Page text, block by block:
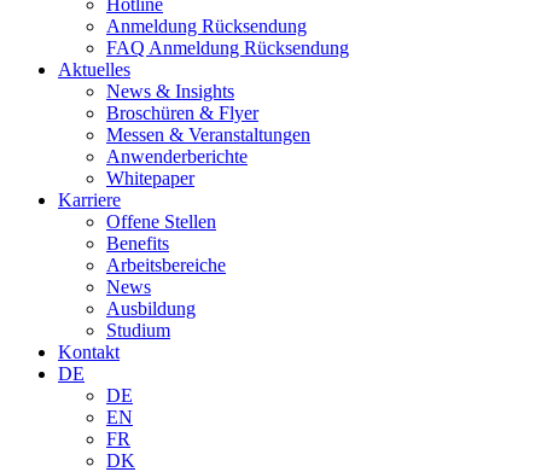
Hotline
Anmeldung Rücksendung
FAQ Anmeldung Rücksendung
Aktuelles
News & Insights
Broschüren & Flyer
Messen & Veranstaltungen
Anwenderberichte
Whitepaper
Karriere
Offene Stellen
Benefits
Arbeitsbereiche
News
Ausbildung
Studium
Kontakt
DE
DE
EN
FR
DK